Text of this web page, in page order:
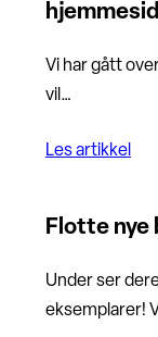
Vi har gått
vil…
Les artikkel
Flotte nye
Under ser
eksemplarer!